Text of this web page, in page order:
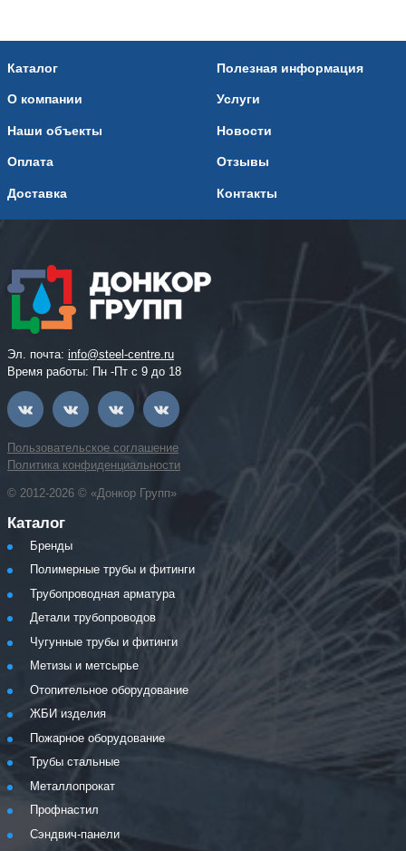
Каталог
О компании
Наши объекты
Оплата
Доставка
Полезная информация
Услуги
Новости
Отзывы
Контакты
Эл. почта: info@steel-centre.ru
Время работы: Пн -Пт с 9 до 18
Пользовательское соглашение
Политика конфиденциальности
© 2012-2026 © «Донкор Групп»
Каталог
Бренды
Полимерные трубы и фитинги
Трубопроводная арматура
Детали трубопроводов
Чугунные трубы и фитинги
Метизы и метсырье
Отопительное оборудование
ЖБИ изделия
Пожарное оборудование
Трубы стальные
Металлопрокат
Профнастил
Сэндвич-панели